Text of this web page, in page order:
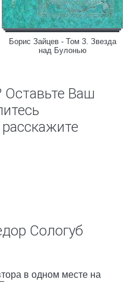
Борис Зайцев - Том 3. Звезда
над Булонью
Оставьте Ваш
Сологуб
в одном месте на